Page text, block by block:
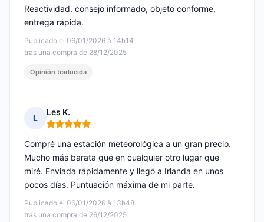
Publicado el 06/01/2026 à 14h14
tras una compra de 28/12/2025
Reactividad, consejo informado, objeto conforme,
entrega rápida.
Opinión traducida
L
Les K.
Nota: 5 de 5
Publicado el 06/01/2026 à 13h48
tras una compra de 26/12/2025
Compré una estación meteorológica a un gran precio.
Mucho más barata que en cualquier otro lugar que
miré. Enviada rápidamente y llegó a Irlanda en unos
pocos días. Puntuación máxima de mi parte.